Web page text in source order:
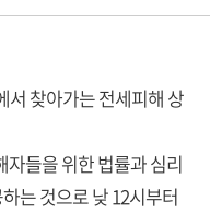
서 찾아가는 전세피해 상
들을 위한 법률과 심리
는 것으로 낮 12시부터